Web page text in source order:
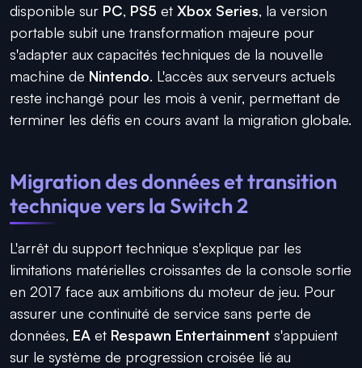
disponible sur PC, PS5 et Xbox Series, la version
portable subit une transformation majeure pour
s'adapter aux capacités techniques de la nouvelle
machine de Nintendo. L'accès aux serveurs actuels
reste inchangé pour les mois à venir, permettant de
terminer les défis en cours avant la migration globale.
Migration des données et transition
technique vers la Switch 2
L'arrêt du support technique s'explique par les
limitations matérielles croissantes de la console sortie
en 2017 face aux ambitions du moteur de jeu. Pour
assurer une continuité de service sans perte de
données, EA et Respawn Entertainment s'appuient
sur le système de progression croisée lié au